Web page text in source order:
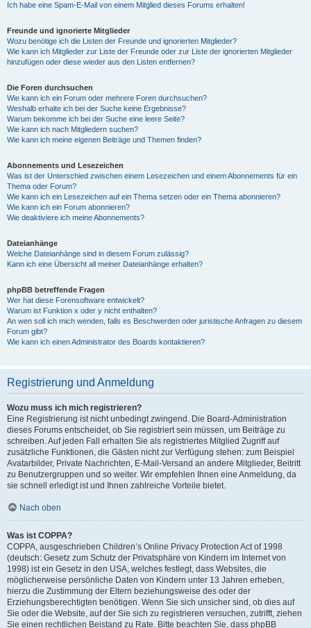
Ich habe eine Spam-E-Mail von einem Mitglied dieses Forums erhalten!
Freunde und ignorierte Mitglieder
Wozu benötige ich die Listen der Freunde und ignorierten Mitglieder?
Wie kann ich Mitglieder zur Liste der Freunde oder zur Liste der ignorierten Mitglieder
hinzufügen oder diese wieder aus den Listen entfernen?
Die Foren durchsuchen
Wie kann ich ein Forum oder mehrere Foren durchsuchen?
Weshalb erhalte ich bei der Suche keine Ergebnisse?
Warum bekomme ich bei der Suche eine leere Seite?
Wie kann ich nach Mitgliedern suchen?
Wie kann ich meine eigenen Beiträge und Themen finden?
Abonnements und Lesezeichen
Was ist der Unterschied zwischen einem Lesezeichen und einem Abonnements für ein
Thema oder Forum?
Wie kann ich ein Lesezeichen auf ein Thema setzen oder ein Thema abonnieren?
Wie kann ich ein Forum abonnieren?
Wie deaktiviere ich meine Abonnements?
Dateianhänge
Welche Dateianhänge sind in diesem Forum zulässig?
Kann ich eine Übersicht all meiner Dateianhänge erhalten?
phpBB betreffende Fragen
Wer hat diese Forensoftware entwickelt?
Warum ist Funktion x oder y nicht enthalten?
An wen soll ich mich wenden, falls es Beschwerden oder juristische Anfragen zu diesem
Forum gibt?
Wie kann ich einen Administrator des Boards kontaktieren?
Registrierung und Anmeldung
Wozu muss ich mich registrieren?
Eine Registrierung ist nicht unbedingt zwingend. Die Board-Administration
dieses Forums entscheidet, ob Sie registriert sein müssen, um Beiträge zu
schreiben. Auf jeden Fall erhalten Sie als registriertes Mitglied Zugriff auf
zusätzliche Funktionen, die Gästen nicht zur Verfügung stehen: zum Beispiel
Avatarbilder, Private Nachrichten, E-Mail-Versand an andere Mitglieder, Beitritt
zu Benutzergruppen und so weiter. Wir empfehlen Ihnen eine Anmeldung, da
sie schnell erledigt ist und Ihnen zahlreiche Vorteile bietet.
Nach oben
Was ist COPPA?
COPPA, ausgeschrieben Children’s Online Privacy Protection Act of 1998
(deutsch: Gesetz zum Schutz der Privatsphäre von Kindern im Internet von
1998) ist ein Gesetz in den USA, welches festlegt, dass Websites, die
möglicherweise persönliche Daten von Kindern unter 13 Jahren erheben,
hierzu die Zustimmung der Eltern beziehungsweise des oder der
Erziehungsberechtigten benötigen. Wenn Sie sich unsicher sind, ob dies auf
Sie oder die Website, auf der Sie sich zu registrieren versuchen, zutrifft, ziehen
Sie einen rechtlichen Beistand zu Rate. Bitte beachten Sie, dass phpBB